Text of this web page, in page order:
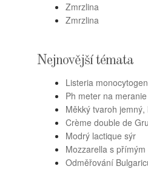
Zmrzlina
Zmrzlina
Nejnovější témata
Listeria
Ph meter na
Měkký tvaroh jemný,
Crème double de
Modrý lactique sýr
Mozzarella s
Odměřování